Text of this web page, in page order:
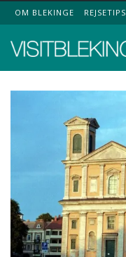
Top Menu
OM BLEKINGE REJSETIPS